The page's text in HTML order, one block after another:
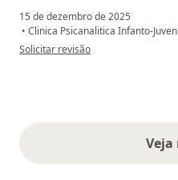
15 de dezembro de 2025
• Clinica Psicanalitica Infanto-
na opinião do utilizador L.L
Solicitar revisão
Veja